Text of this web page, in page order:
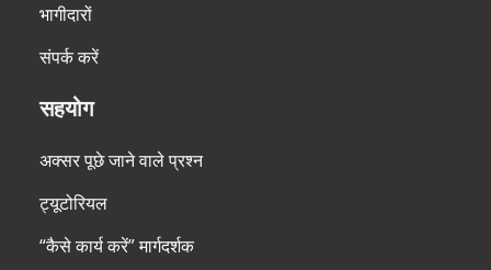
भागीदारों
संपर्क करें
सहयोग
अक्सर पूछे जाने वाले प्रश्न
ट्यूटोरियल
“कैसे कार्य करें” मार्गदर्शक